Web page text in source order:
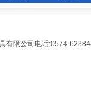
有限公司电话:0574-